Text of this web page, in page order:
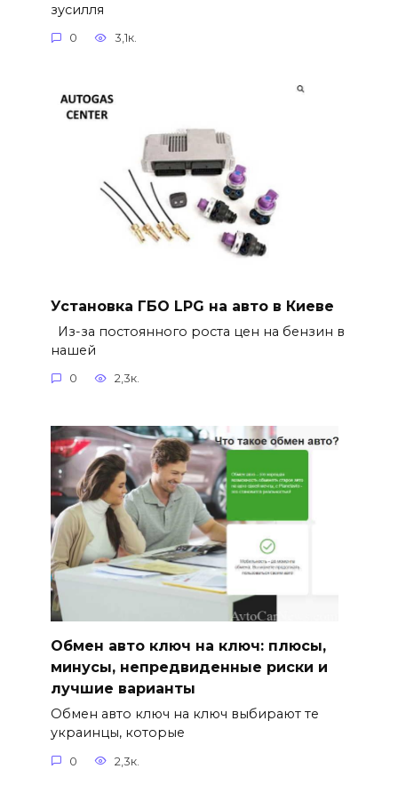
зусилля
0 3,1к.
Установка ГБО LPG на авто в Киеве
Из-за постоянного роста цен на бензин в
нашей
0 2,3к.
Обмен авто ключ на ключ: плюсы,
минусы, непредвиденные риски и
лучшие варианты
Обмен авто ключ на ключ выбирают те
украинцы, которые
0 2,3к.